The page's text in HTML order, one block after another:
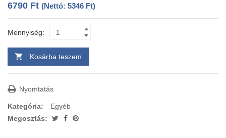
6790 Ft (Nettó: 5346 Ft)
Mennyiség:
Kosárba teszem
Nyomtatás
Kategória:
Egyéb
Megosztás: